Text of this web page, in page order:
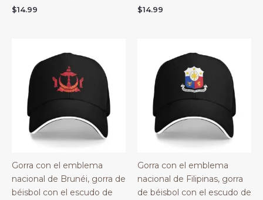
$14.99 $14.99
Gorra con el emblema
nacional de Brunéi, gorra de
béisbol con el escudo de
Gorra con el emblema
nacional de Filipinas, gorra
de béisbol con el escudo de